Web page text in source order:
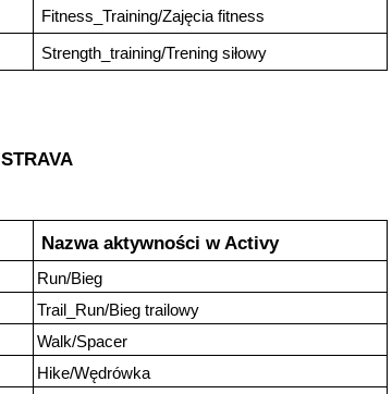
Fitness_Training/Zajęcia fitness
Strength_training/Trening siłowy
STRAVA
Nazwa aktywności w Activy
Run/Bieg
Trail_Run/Bieg trailowy
Walk/Spacer
Hike/Wędrówka